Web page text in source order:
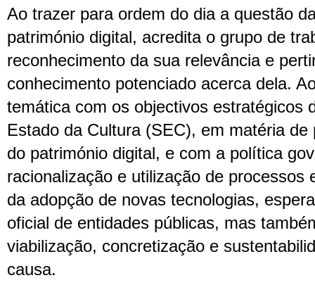
Ao trazer para ordem do dia a questão
património digital, acredita o grupo de
reconhecimento da sua relevância e
conhecimento potenciado acerca dela.
temática com os objectivos estratégicos
Estado da Cultura (SEC), em matéria
do património digital, e com a política
racionalização e utilização de processos
da adopção de novas tecnologias,
oficial de entidades públicas, mas
viabilização, concretização e
causa.